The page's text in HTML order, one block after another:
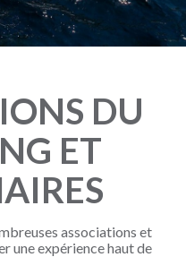
DU
ET
associations et
une expérience haut de